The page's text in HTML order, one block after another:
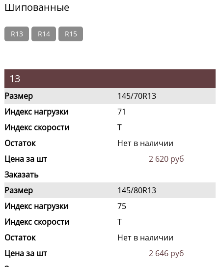
Шипованные
R13 R14 R15
13
Размер
145/70R13
Индекс нагрузки
71
Индекс скорости
T
Остаток
Нет в наличии
Цена за шт
2 620 руб
Заказать
Размер
145/80R13
Индекс нагрузки
75
Индекс скорости
T
Остаток
Нет в наличии
Цена за шт
2 646 руб